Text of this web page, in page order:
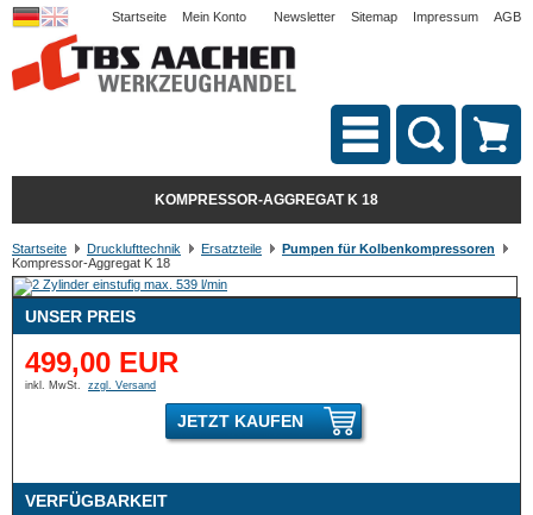
Startseite Mein Konto Newsletter Sitemap Impressum AGB
KOMPRESSOR-AGGREGAT K 18
Startseite Drucklufttechnik Ersatzteile
Pumpen für Kolbenkompressoren
Kompressor-Aggregat K 18
UNSER PREIS
499,00 EUR
inkl. MwSt. zzgl. Versand
JETZT KAUFEN
VERFÜGBARKEIT